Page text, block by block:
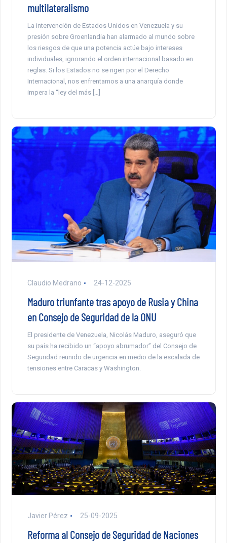
multilateralismo
La intervención de Estados Unidos en Venezuela y su
presión sobre Groenlandia han alarmado al mundo sobre
los riesgos de que una potencia actúe bajo intereses
individuales, ignorando el orden internacional basado en
reglas. Si los Estados no se rigen por el Derecho
Internacional, nos enfrentamos a una anarquía donde
impera la “ley del más […]
Claudio Medrano 24-12-2025
Maduro triunfante tras apoyo de Rusia y China
en Consejo de Seguridad de la ONU
El presidente de Venezuela, Nicolás Maduro, aseguró que
su país ha recibido un “apoyo abrumador” del Consejo de
Seguridad reunido de urgencia en medio de la escalada de
tensiones entre Caracas y Washington.
Javier Pérez 25-09-2025
Reforma al Consejo de Seguridad de Naciones